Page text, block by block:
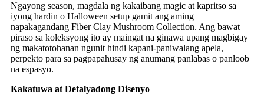
Ngayong season, magdala ng kakaibang magic at kapritso sa
iyong hardin o Halloween setup gamit ang aming
napakagandang Fiber Clay Mushroom Collection. Ang bawat
piraso sa koleksyong ito ay maingat na ginawa upang magbigay
ng makatotohanan ngunit hindi kapani-paniwalang apela,
perpekto para sa pagpapahusay ng anumang panlabas o panloob
na espasyo.
Kakatuwa at Detalyadong Disenyo